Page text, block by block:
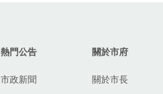
熱門公告
市政新聞
關於市府
關於市長